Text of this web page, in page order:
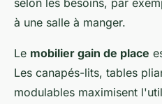
selon les besoins, par
à une salle à manger.
Le mobilier gain de place
Les canapés-lits, tables
modulables maximisent